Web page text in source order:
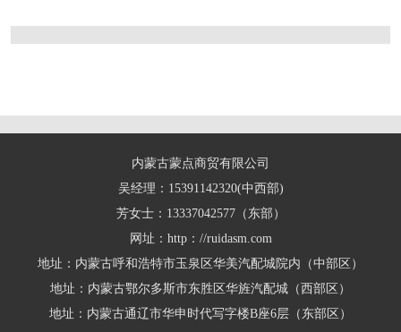
内蒙古蒙点商贸有限公司
吴经理：15391142320(中西部)
芳女士：13337042577（东部）
网址：http：//ruidasm.com
地址：内蒙古呼和浩特市玉泉区华美汽配城院内（中部区）
地址：内蒙古鄂尔多斯市东胜区华旌汽配城（西部区）
地址：内蒙古通辽市华申时代写字楼B座6层（东部区）